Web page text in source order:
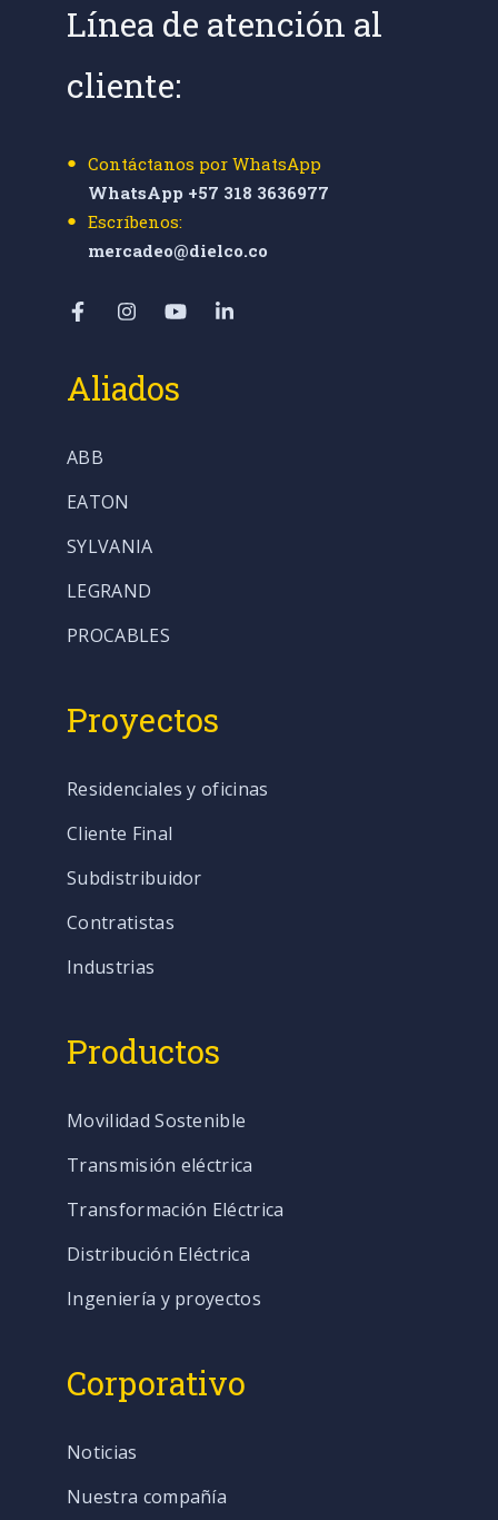
Línea de atención al
cliente:
Contáctanos por WhatsApp
WhatsApp +57 318 3636977
Escríbenos:
mercadeo@dielco.co
Aliados
ABB
EATON
SYLVANIA
LEGRAND
PROCABLES
Proyectos
Residenciales y oficinas
Cliente Final
Subdistribuidor
Contratistas
Industrias
Productos
Movilidad Sostenible
Transmisión eléctrica
Transformación Eléctrica
Distribución Eléctrica
Ingeniería y proyectos
Corporativo
Noticias
Nuestra compañía